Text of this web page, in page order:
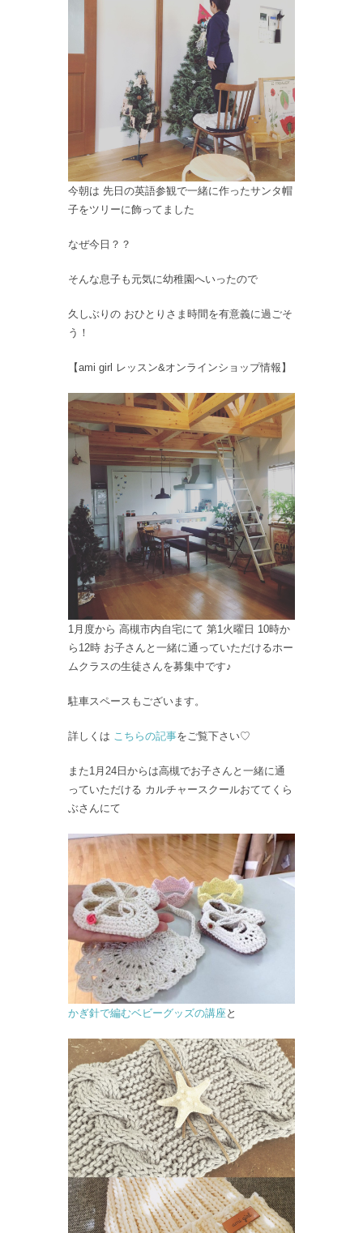
今朝は 先日の英語参観で一緒に作ったサンタ帽
子をツリーに飾ってました
なぜ今日？？
そんな息子も元気に幼稚園へいったので
久しぶりの おひとりさま時間を有意義に過ごそ
う！
【ami girl レッスン&オンラインショップ情報】
1月度から 高槻市内自宅にて 第1火曜日 10時か
ら12時 お子さんと一緒に通っていただけるホー
ムクラスの生徒さんを募集中です♪
駐車スペースもございます。
詳しくは こちらの記事をご覧下さい♡
また1月24日からは高槻でお子さんと一緒に通
っていただける カルチャースクールおててくら
ぶさんにて
かぎ針で編むベビーグッズの講座と